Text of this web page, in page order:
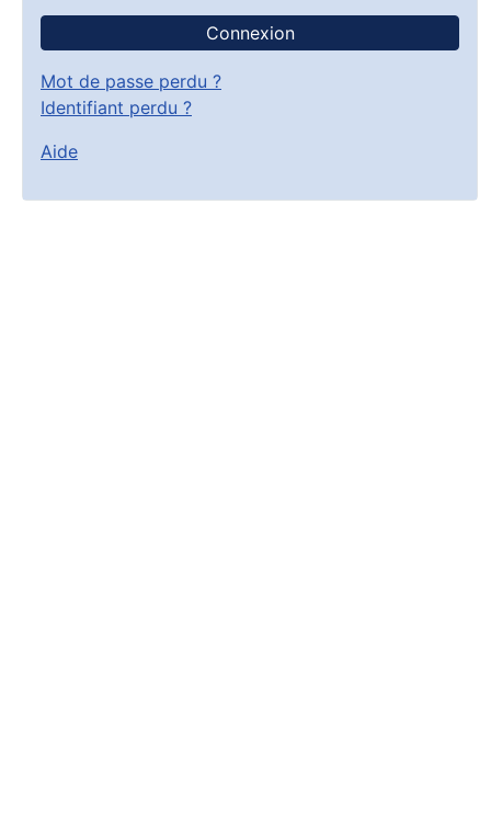
Connexion
Mot de passe perdu ?
Identifiant perdu ?
Aide